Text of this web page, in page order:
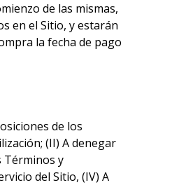
de las mismas,
en el Sitio, y estarán
la fecha de pago
de los
(II) A denegar
Términos y
del Sitio, (IV) A